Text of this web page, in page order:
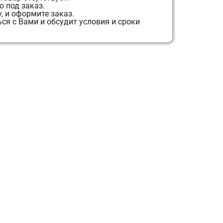
под заказ.
и оформите заказ.
с Вами и обсудит условия и сроки